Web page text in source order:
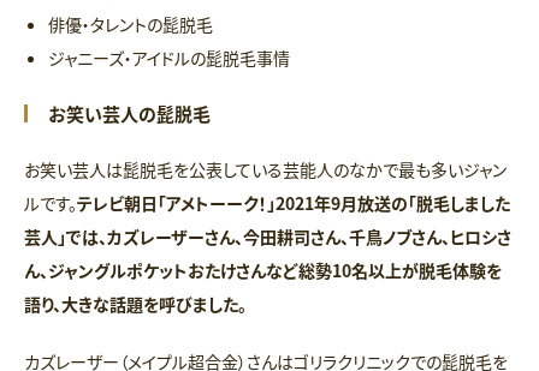
俳優・タレントの髭脱毛
ジャニーズ・アイドルの髭脱毛事情
お笑い芸人の髭脱毛
お笑い芸人は髭脱毛を公表している芸能人のなかで最も多いジャン
ルです。テレビ朝日「アメトーーク！」2021年9月放送の「脱毛しました
芸人」では、カズレーザーさん、今田耕司さん、千鳥ノブさん、ヒロシさ
ん、ジャングルポケットおたけさんなど総勢10名以上が脱毛体験を
語り、大きな話題を呼びました。
カズレーザー（メイプル超合金）さんはゴリラクリニックでの髭脱毛を